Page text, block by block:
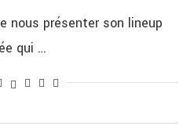
nous présenter son lineup
qui …